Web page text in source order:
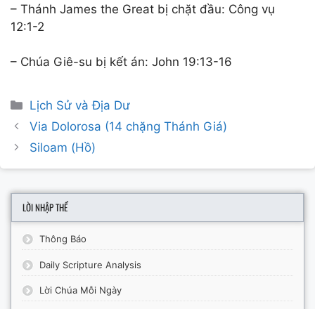
– Thánh James the Great bị chặt đầu: Công vụ
12:1-2
– Chúa Giê-su bị kết án: John 19:13-16
Categories
Lịch Sử và Địa Dư
Post
navigation
Via Dolorosa (14 chặng Thánh Giá)
Siloam (Hồ)
LỜI NHẬP THỂ
Thông Báo
Daily Scripture Analysis
Lời Chúa Mỗi Ngày